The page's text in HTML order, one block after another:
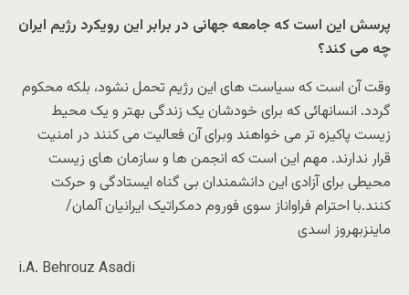
پرسش این است که جامعه جهانی در برابر این رویکرد رژیم ایران
چه می کند؟
وقت آن است که سیاست های این رژیم تحمل نشود، بلکه محکوم
گردد. انسانهائی که برای خودشان یک زندگی بهتر و یک محیط
زیست پاکیزه تر می خواهند وبرای آن فعالیت می کنند در امنیت
قرار ندارند. مهم این است که انجمن ها و سازمان های زیست
محیطی برای آزادی این دانشمندان بی گناه ایستادگی و حرکت
کنند.با احترام فراواناز سوی فوروم دمکراتیک ایرانیان آلمان/
ماینزبهروز اسدی
i.A. Behrouz Asadi